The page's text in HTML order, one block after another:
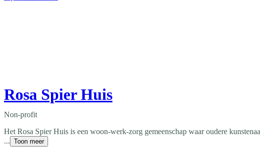
Rosa Spier Huis
Non-profit
Het Rosa Spier Huis is een woon-werk-zorg gemeenschap waar oudere
... Toon meer